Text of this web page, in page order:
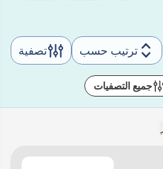
ترتيب حسب تصفية
جميع التصفيات